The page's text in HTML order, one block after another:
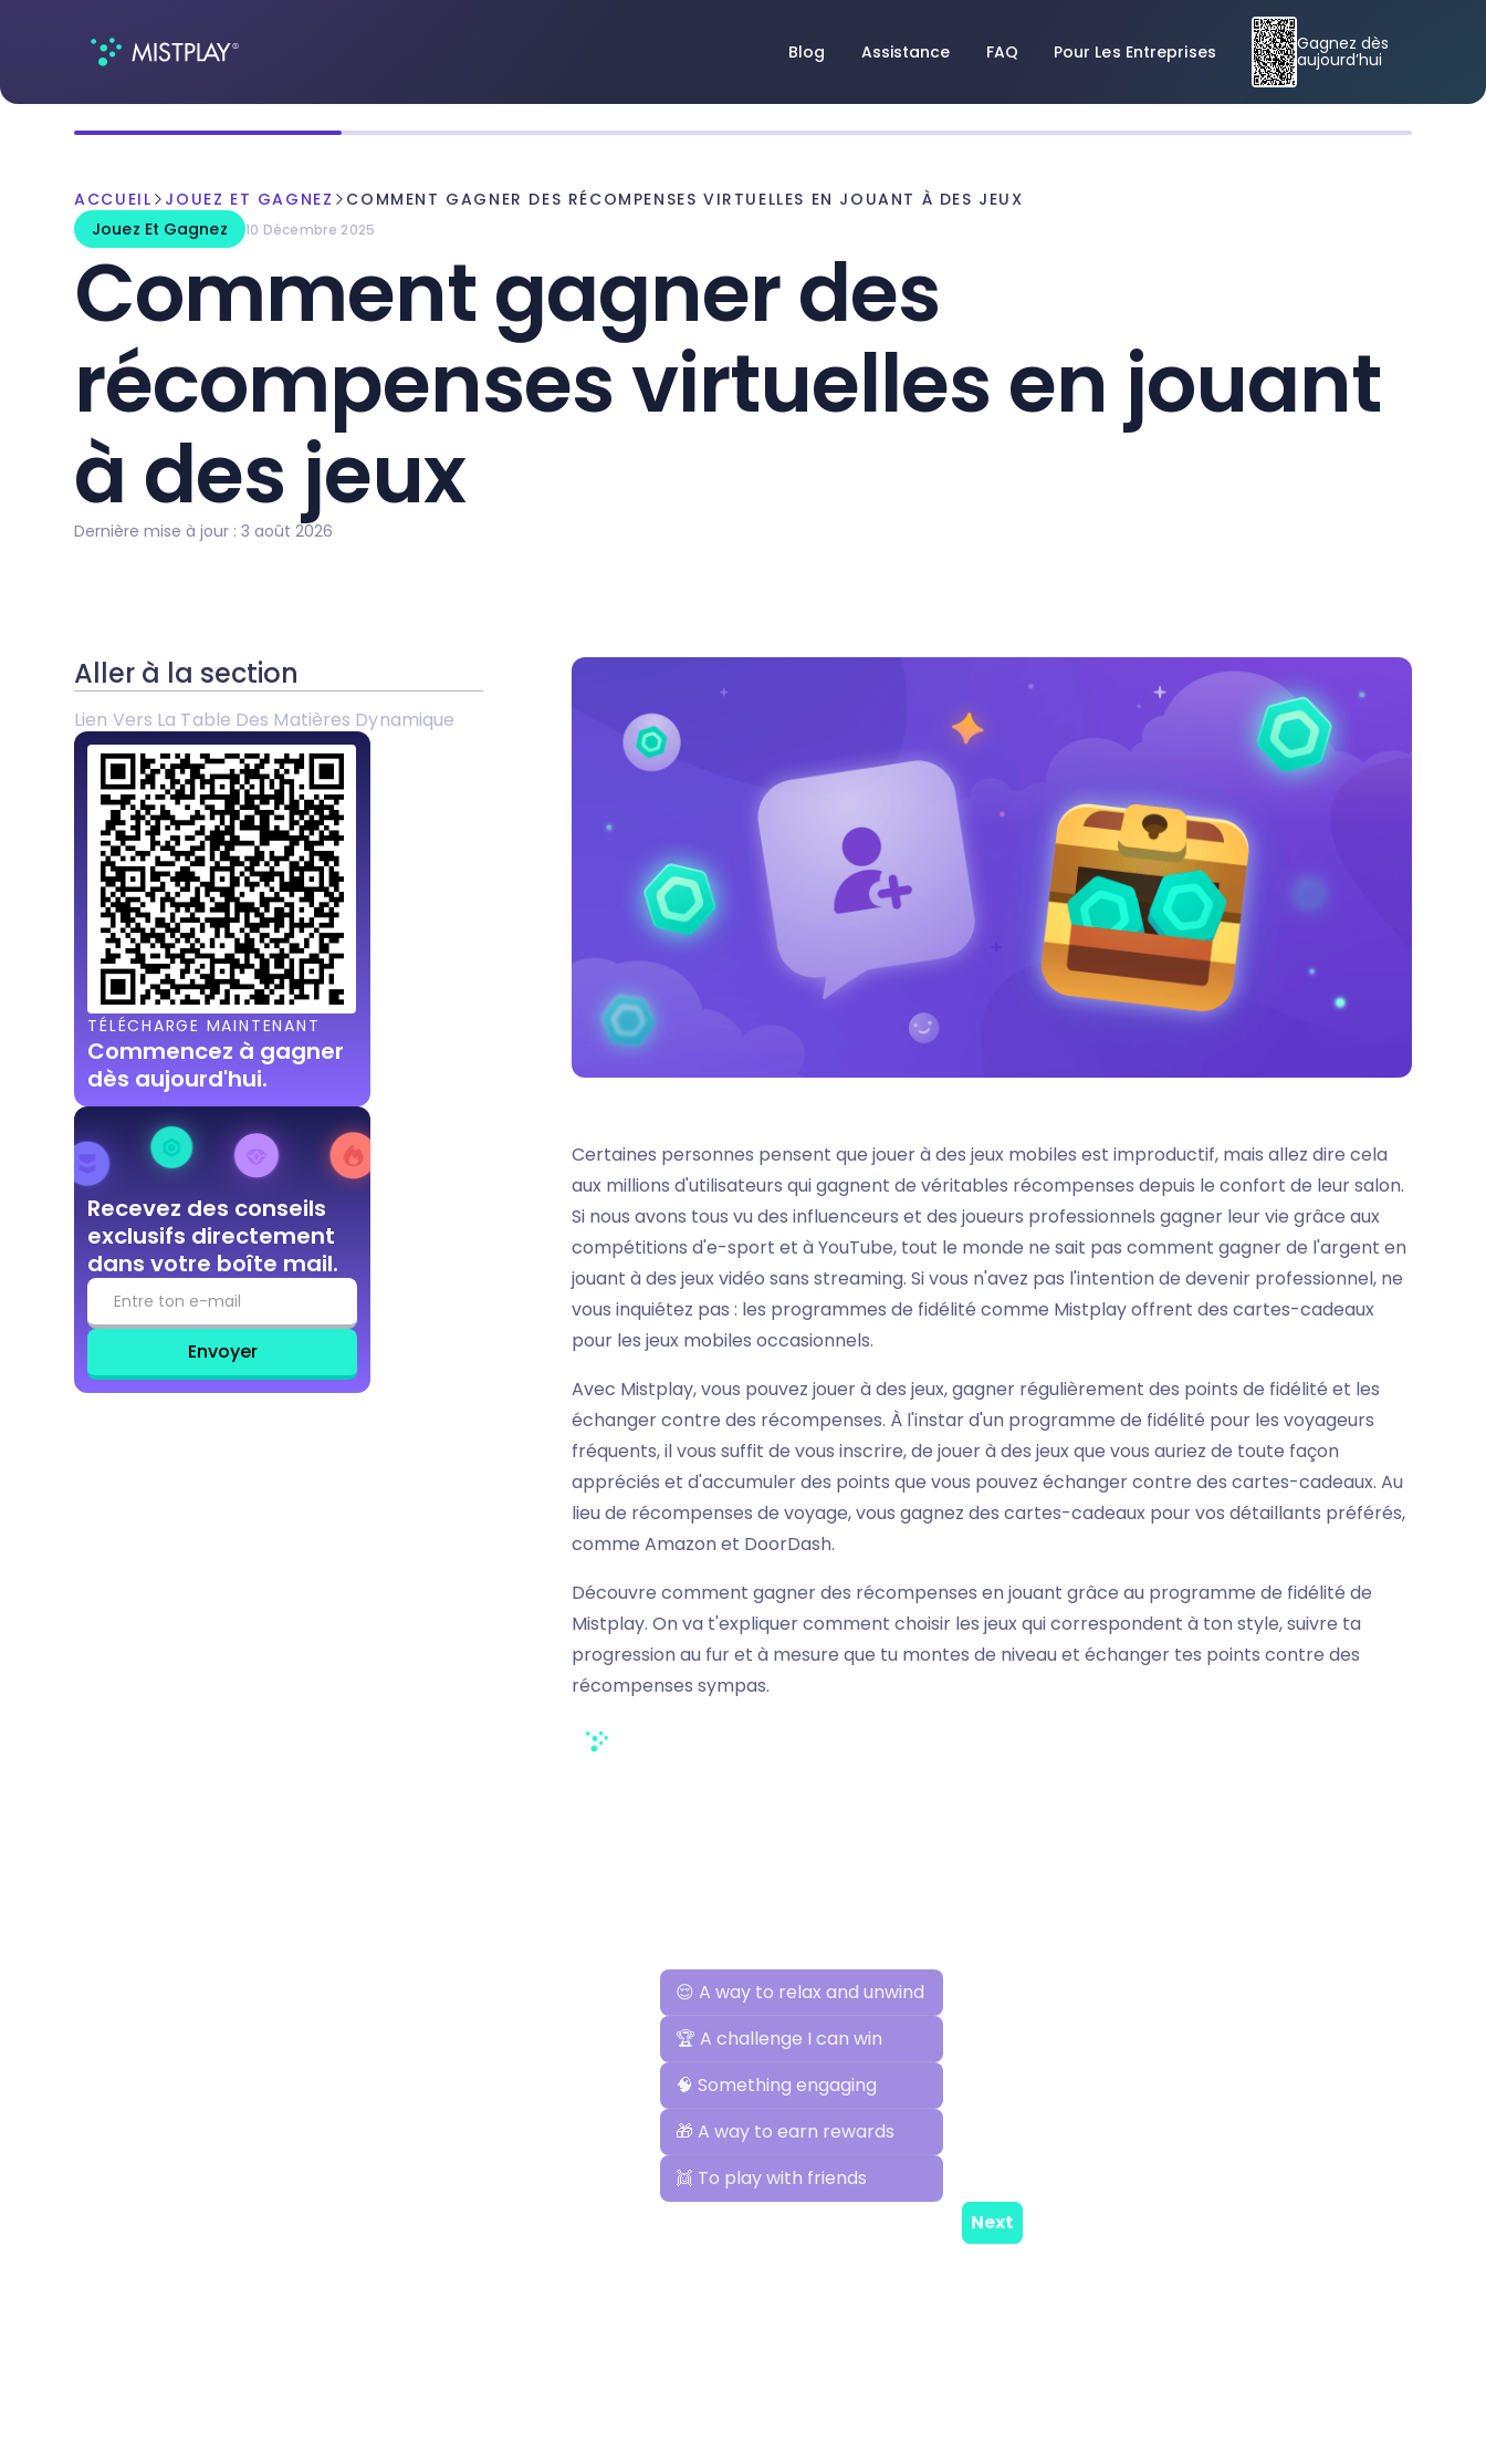
Blog Assistance FAQ Pour Les Entreprises Gagnez dès
aujourd’hui
ACCUEIL JOUEZ ET GAGNEZ
COMMENT GAGNER DES RÉCOMPENSES VIRTUELLES EN JOUANT À DES JEUX
Jouez Et Gagnez
10 Décembre 2025
Comment gagner des
récompenses virtuelles en jouant
à des jeux
Dernière mise à jour : 3 août 2026
Aller à la section
Lien Vers La Table Des Matières Dynamique
TÉLÉCHARGE MAINTENANT
Commencez à gagner
dès aujourd'hui.
Recevez des conseils
exclusifs directement
dans votre boîte mail.
Certaines personnes pensent que jouer à des jeux mobiles est improductif, mais allez dire cela
aux millions d'utilisateurs qui gagnent de véritables récompenses depuis le confort de leur salon.
Si nous avons tous vu des influenceurs et des joueurs professionnels gagner leur vie grâce aux
compétitions d'e-sport et à YouTube, tout le monde ne sait pas comment gagner de l'argent en
jouant à des jeux vidéo sans streaming. Si vous n'avez pas l'intention de devenir professionnel, ne
vous inquiétez pas : les programmes de fidélité comme Mistplay offrent des cartes-cadeaux
pour les jeux mobiles occasionnels.
Avec Mistplay, vous pouvez jouer à des jeux, gagner régulièrement des points de fidélité et les
échanger contre des récompenses. À l'instar d'un programme de fidélité pour les voyageurs
fréquents, il vous suffit de vous inscrire, de jouer à des jeux que vous auriez de toute façon
appréciés et d'accumuler des points que vous pouvez échanger contre des cartes-cadeaux. Au
lieu de récompenses de voyage, vous gagnez des cartes-cadeaux pour vos détaillants préférés,
comme Amazon et DoorDash.
Découvre comment gagner des récompenses en jouant grâce au programme de fidélité de
Mistplay. On va t'expliquer comment choisir les jeux qui correspondent à ton style, suivre ta
progression au fur et à mesure que tu montes de niveau et échanger tes points contre des
récompenses sympas.